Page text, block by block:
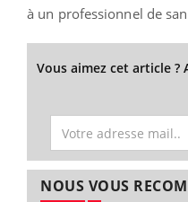
à un professionnel de
Vous aimez cet article ?
NOUS VOUS